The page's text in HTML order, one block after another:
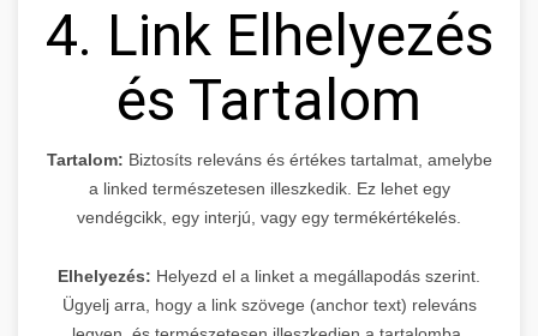
4. Link Elhelyezés
és Tartalom
Tartalom: Biztosíts releváns és értékes tartalmat, amelybe
a linked természetesen illeszkedik. Ez lehet egy
vendégcikk, egy interjú, vagy egy termékértékelés.
Elhelyezés: Helyezd el a linket a megállapodás szerint.
Ügyelj arra, hogy a link szövege (anchor text) releváns